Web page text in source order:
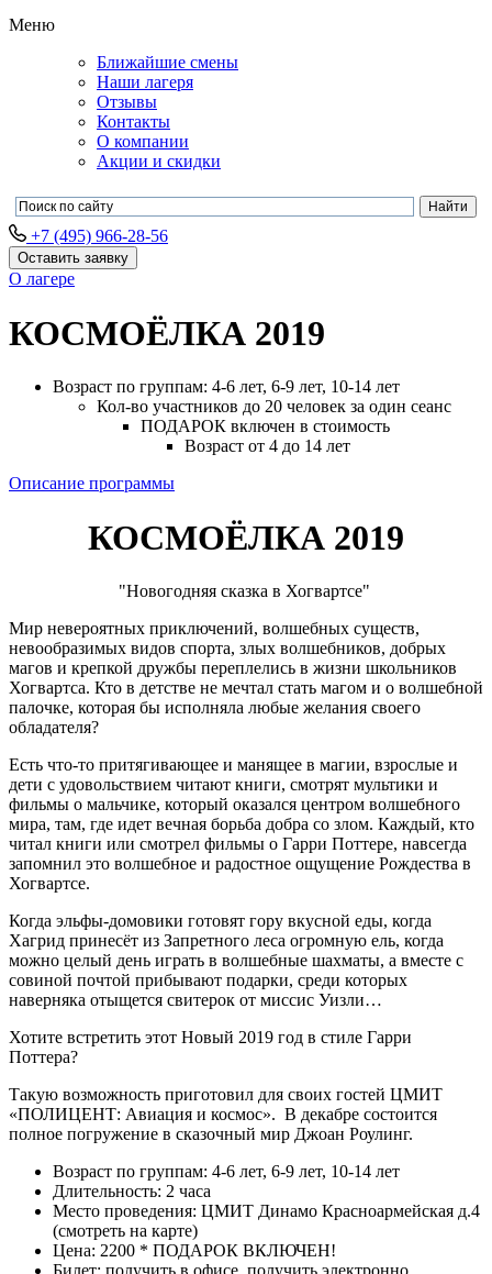
Меню
Ближайшие смены
Наши лагеря
Отзывы
Контакты
О компании
Акции и скидки
+7 (495) 966-28-56
Оставить заявку
О лагере
КОСМОЁЛКА 2019
Возраст по группам: 4-6 лет, 6-9 лет, 10-14 лет
Кол-во участников до 20 человек за один сеанс
ПОДАРОК включен в стоимость
Возраст от 4 до 14 лет
Описание программы
КОСМОЁЛКА 2019
"Новогодняя сказка в Хогвартсе"
Мир невероятных приключений, волшебных существ,
невообразимых видов спорта, злых волшебников, добрых
магов и крепкой дружбы переплелись в жизни школьников
Хогвартса. Кто в детстве не мечтал стать магом и о волшебной
палочке, которая бы исполняла любые желания своего
обладателя?
Есть что-то притягивающее и манящее в магии, взрослые и
дети с удовольствием читают книги, смотрят мультики и
фильмы о мальчике, который оказался центром волшебного
мира, там, где идет вечная борьба добра со злом. Каждый, кто
читал книги или смотрел фильмы о Гарри Поттере, навсегда
запомнил это волшебное и радостное ощущение Рождества в
Хогвартсе.
Когда эльфы-домовики готовят гору вкусной еды, когда
Хагрид принесёт из Запретного леса огромную ель, когда
можно целый день играть в волшебные шахматы, а вместе с
совиной почтой прибывают подарки, среди которых
наверняка отыщется свитерок от миссис Уизли…
Хотите встретить этот Новый 2019 год в стиле Гарри
Поттера?
Такую возможность приготовил для своих гостей ЦМИТ
«ПОЛИЦЕНТ: Авиация и космос». В декабре состоится
полное погружение в сказочный мир Джоан Роулинг.
Возраст по группам: 4-6 лет, 6-9 лет, 10-14 лет
Длительность: 2 часа
Место проведения: ЦМИТ Динамо Красноармейская д.4
(смотреть на карте)
Цена: 2200 * ПОДАРОК ВКЛЮЧЕН!